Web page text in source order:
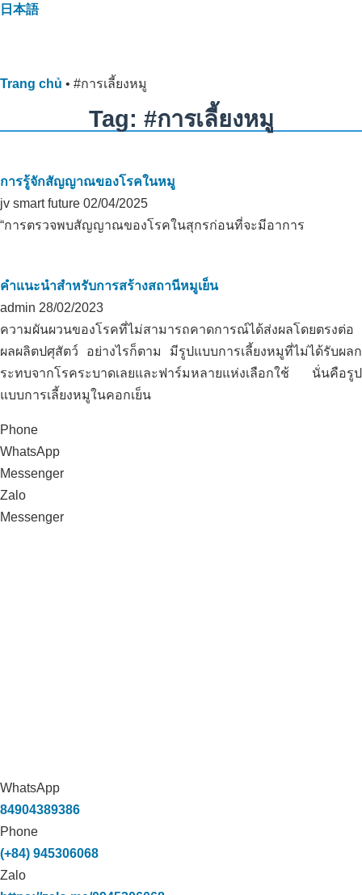
日本語
Trang chủ • #การเลี้ยงหมู
Tag: #การเลี้ยงหมู
การรู้จักสัญญาณของโรคในหมู
jv smart future 02/04/2025
“การตรวจพบสัญญาณของโรคในสุกรก่อนที่จะมีอาการ
คำแนะนำสำหรับการสร้างสถานีหมูเย็น
admin 28/02/2023
ความผันผวนของโรคที่ไม่สามารถคาดการณ์ได้ส่งผลโดยตรงต่อ
ผลผลิตปศุสัตว์ อย่างไรก็ตาม มีรูปแบบการเลี้ยงหมูที่ไม่ได้รับผลก
ระทบจากโรคระบาดเลยและฟาร์มหลายแห่งเลือกใช้ นั่นคือรูป
แบบการเลี้ยงหมูในคอกเย็น
Phone
WhatsApp
Messenger
Zalo
Messenger
WhatsApp
84904389386
Phone
(+84) 945306068
Zalo